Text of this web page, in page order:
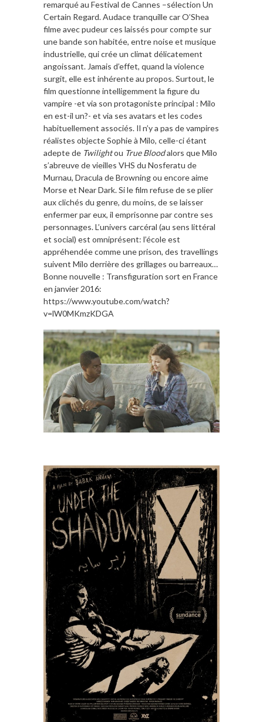
remarqué au Festival de Cannes –sélection Un
Certain Regard. Audace tranquille car O’Shea
filme avec pudeur ces laissés pour compte sur
une bande son habitée, entre noise et musique
industrielle, qui crée un climat délicatement
angoissant. Jamais d’effet, quand la violence
surgit, elle est inhérente au propos. Surtout, le
film questionne intelligemment la figure du
vampire -et via son protagoniste principal : Milo
en est-il un?- et via ses avatars et les codes
habituellement associés. Il n’y a pas de vampires
réalistes objecte Sophie à Milo, celle-ci étant
adepte de Twilightou True Bloodalors que Milo
s’abreuve de vieilles VHS du Nosferatu de
Murnau, Dracula de Browning ou encore aime
Morse et Near Dark. Si le film refuse de se plier
aux clichés du genre, du moins, de se laisser
enfermer par eux, il emprisonne par contre ses
personnages. L’univers carcéral (au sens littéral
et social) est omniprésent: l’école est
appréhendée comme une prison, des travellings
suivent Milo derrière des grillages ou barreaux…
Bonne nouvelle : Transfiguration sort en France
en janvier 2016:
https://www.youtube.com/watch?
v=lW0MKmzKDGA